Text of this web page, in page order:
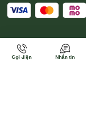
Gọi điện Nhắn tin